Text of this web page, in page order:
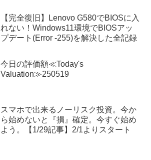
【完全復旧】Lenovo G580でBIOSに入
れない！Windows11環境でBIOSアッ
プデート(Error -255)を解決した全記録
今日の評価額≪Today's
Valuation≫250519
スマホで出来るノーリスク投資。今か
ら始めないと『損』確定。今すぐ始め
よう。【1/29記事】2/1よりスタート